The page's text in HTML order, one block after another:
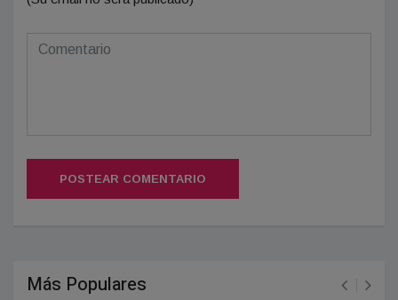
POSTEAR COMENTARIO
Más Populares